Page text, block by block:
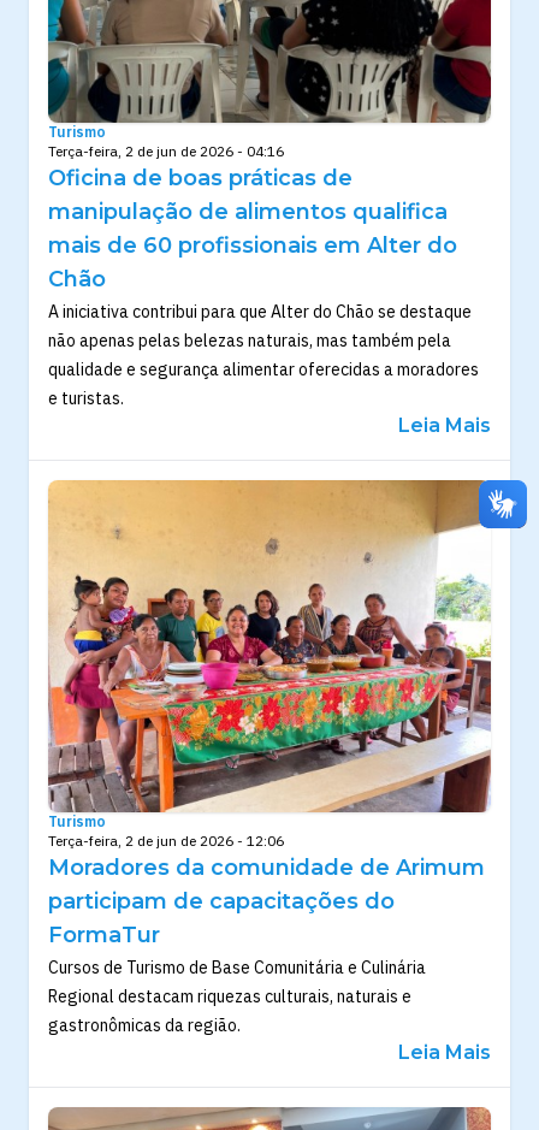
Turismo
Terça-feira, 2 de jun de 2026 - 04:16
Oficina de boas práticas de
manipulação de alimentos qualifica
mais de 60 profissionais em Alter do
Chão
A iniciativa contribui para que Alter do Chão se destaque
não apenas pelas belezas naturais, mas também pela
qualidade e segurança alimentar oferecidas a moradores
e turistas.
Leia Mais
Turismo
Terça-feira, 2 de jun de 2026 - 12:06
Moradores da comunidade de Arimum
participam de capacitações do
FormaTur
Cursos de Turismo de Base Comunitária e Culinária
Regional destacam riquezas culturais, naturais e
gastronômicas da região.
Leia Mais